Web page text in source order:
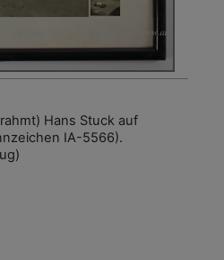
Hans Stuck auf
IA-5566).